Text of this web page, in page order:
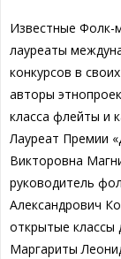
Известные Фолк-
лауреаты
конкурсов в
авторы
класса флейты и
Лауреат Премии
Викторовна
руководитель
Александрович
открытые классы
Маргариты